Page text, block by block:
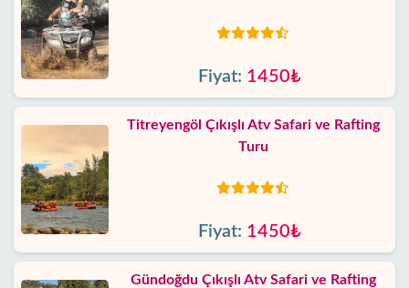
Fiyat: 1450₺
Titreyengöl Çıkışlı Atv Safari ve Rafting
Turu
Fiyat: 1450₺
Gündoğdu Çıkışlı Atv Safari ve Rafting